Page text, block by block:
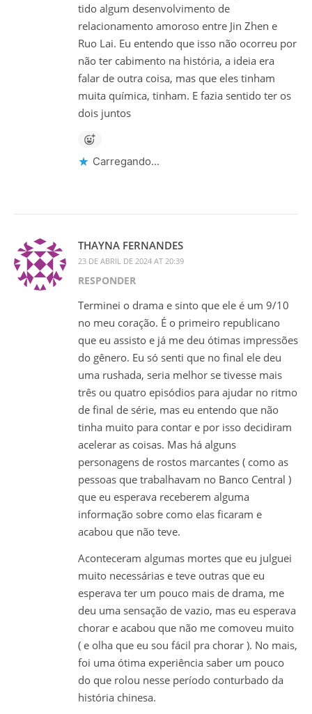
tido algum desenvolvimento de
relacionamento amoroso entre Jin Zhen e
Ruo Lai. Eu entendo que isso não ocorreu por
não ter cabimento na história, a ideia era
falar de outra coisa, mas que eles tinham
muita química, tinham. E fazia sentido ter os
dois juntos
Carregando...
THAYNA FERNANDES
23 DE ABRIL DE 2024 AT 20:39
RESPONDER
Terminei o drama e sinto que ele é um 9/10
no meu coração. É o primeiro republicano
que eu assisto e já me deu ótimas impressões
do gênero. Eu só senti que no final ele deu
uma rushada, seria melhor se tivesse mais
três ou quatro episódios para ajudar no ritmo
de final de série, mas eu entendo que não
tinha muito para contar e por isso decidiram
acelerar as coisas. Mas há alguns
personagens de rostos marcantes ( como as
pessoas que trabalhavam no Banco Central )
que eu esperava receberem alguma
informação sobre como elas ficaram e
acabou que não teve.
Aconteceram algumas mortes que eu julguei
muito necessárias e teve outras que eu
esperava ter um pouco mais de drama, me
deu uma sensação de vazio, mas eu esperava
chorar e acabou que não me comoveu muito
( e olha que eu sou fácil pra chorar ). No mais,
foi uma ótima experiência saber um pouco
do que rolou nesse período conturbado da
história chinesa.